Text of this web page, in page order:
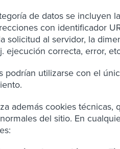
de datos se incluyen
con identificador
solicitud al servidor, la
ejecución correcta, error,
podrían utilizarse con el
además cookies
del sitio. En